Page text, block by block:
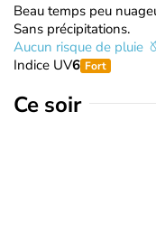
Beau temps peu
Sans précipitations.
Aucun risque de pluie
Indice UV6 Fort
Ce soir